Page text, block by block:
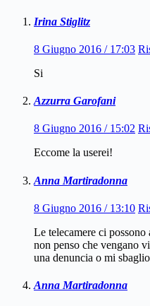
Irina Stiglitz
8 Giugno 2016 / 17:03
Si
Azzurra Garofani
8 Giugno 2016 / 15:02
Eccome la userei!
Anna Martiradonna
8 Giugno 2016 / 13:10
Le telecamere ci possono
non penso che vengano
una denuncia o mi
Anna Martiradonna